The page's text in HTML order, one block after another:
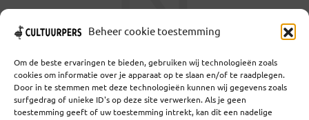
Beheer cookie toestemming
Om de beste ervaringen te bieden, gebruiken wij technologieën zoals
cookies om informatie over je apparaat op te slaan en/of te raadplegen.
Door in te stemmen met deze technologieën kunnen wij gegevens zoals
surfgedrag of unieke ID's op deze site verwerken. Als je geen
toestemming geeft of uw toestemming intrekt, kan dit een nadelige
Coöperatief Cultureel Persbureau U.A. | Salzburg 29 |